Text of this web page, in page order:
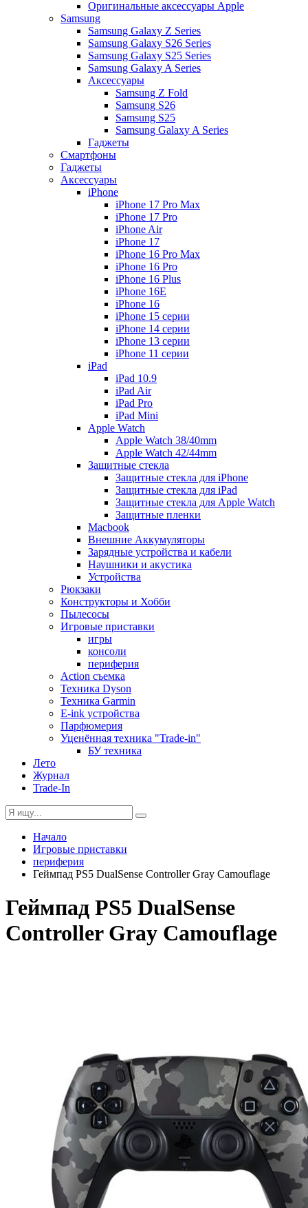
Оригинальные аксессуары Apple
Samsung
Samsung Galaxy Z Series
Samsung Galaxy S26 Series
Samsung Galaxy S25 Series
Samsung Galaxy A Series
Аксессуары
Samsung Z Fold
Samsung S26
Samsung S25
Samsung Galaxy A Series
Гаджеты
Смартфоны
Гаджеты
Аксессуары
iPhone
iPhone 17 Pro Max
iPhone 17 Pro
iPhone Air
iPhone 17
iPhone 16 Pro Max
iPhone 16 Pro
iPhone 16 Plus
iPhone 16E
iPhone 16
iPhone 15 серии
iPhone 14 серии
iPhone 13 серии
iPhone 11 серии
iPad
iPad 10.9
iPad Air
iPad Pro
iPad Mini
Apple Watch
Apple Watch 38/40mm
Apple Watch 42/44mm
Защитные стекла
Защитные стекла для iPhone
Защитные стекла для iPad
Защитные стекла для Apple Watch
Защитные пленки
Macbook
Внешние Аккумуляторы
Зарядные устройства и кабели
Наушники и акустика
Устройства
Рюкзаки
Конструкторы и Хобби
Пылесосы
Игровые приставки
игры
консоли
периферия
Action съемка
Техника Dyson
Техника Garmin
E-ink устройства
Парфюмерия
Уценённая техника "Trade-in"
БУ техника
Лето
Журнал
Trade-In
Начало
Игровые приставки
периферия
Геймпад PS5 DualSense Controller Gray Camouflage
Геймпад PS5 DualSense
Controller Gray Camouflage